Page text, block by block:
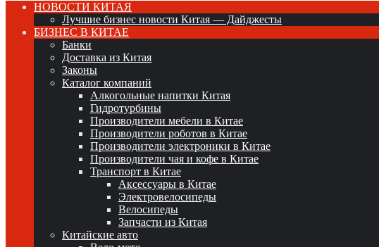
НОВОСТИ КИТАЯ
Лучшие бизнес новости Китая — Дайджесты
БИЗНЕС В КИТАЕ
Банки
Доставка из Китая
Законы
Каталог компаний
Алкогольные напитки Китая
Гидротурбины
Производители мебели в Китае
Производители роботов в Китае
Производители электроники в Китае
Производители чая и кофе в Китае
Транспорт в Китае
Аксессуары в Китае
Электровелосипеды
Велосипеды
Запчасти из Китая
Китайские авто